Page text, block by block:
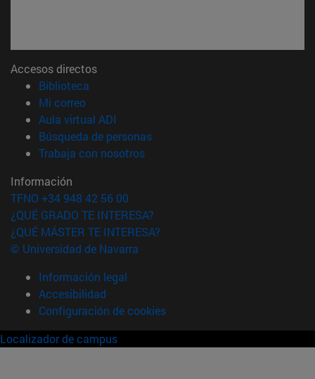
Accesos directos
Biblioteca
Mi correo(abre en nueva ventana)
Aula virtual ADI
Búsqueda de personas(abre en nueva ventana)
Trabaja con nosotros(abre en nueva ventana)
Información
TFNO +34 948 42 56 00
¿QUÉ GRADO TE INTERESA?
¿QUÉ MÁSTER TE INTERESA?
© Universidad de Navarra
Información legal
Accesibilidad
Configuración de cookies
Localizador de campus